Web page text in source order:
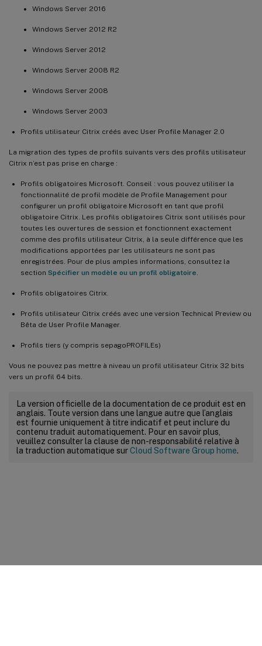
Windows Server 2016
Windows Server 2012 R2
Windows Server 2012
Windows Server 2008 R2
Windows Server 2008
Windows Server 2003
Profils utilisateur Citrix créés avec User Profile Manager 2.0
La migration des types de profils suivants vers des profils utilisateur
Citrix n’est pas prise en charge :
Profils obligatoires Microsoft. Conseil : vous pouvez utiliser la
fonctionnalité de profil modèle de Profile Management pour
configurer un profil obligatoire Microsoft en tant que profil
obligatoire Citrix. Les profils obligatoires Citrix sont utilisés pour
toutes les ouvertures de session et fonctionnent exactement
comme des profils utilisateur Citrix, à la seule différence que les
modifications apportées par les utilisateurs ne sont pas
enregistrées. Pour de plus amples informations, consultez la
section Spécifier un modèle ou un profil obligatoire
Profils obligatoires Citrix.
Profils utilisateur Citrix créés avec une version Technical Preview ou
Bêta de User Profile Manager.
Profils tiers (y compris sepagoPROFILEs)
Vous ne pouvez pas mettre à niveau un profil utilisateur Citrix 32 bits
vers un profil 64 bits.
La version officielle de la documentation de ce produit est en
anglais. Toute version dans une langue autre que l’anglais
est fournie uniquement à titre indicatif et peut inclure du
contenu traduit automatiquement. Pour en savoir plus,
veuillez consulter la clause de non-responsabilité relative à
la traduction automatique surCloud Software Group home.